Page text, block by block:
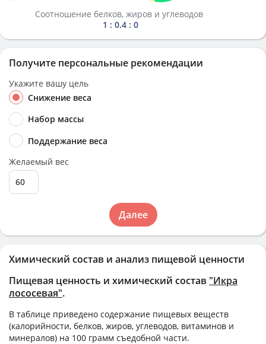
Химический состав и анализ пищевой ценности
Пищевая ценность и химический состав "Икра
лососевая".
В таблице приведено содержание пищевых веществ
(калорийности, белков, жиров, углеводов, витаминов и
минералов) на 100 грамм съедобной части.
Соотношение белков, жиров и углеводов
1 : 0.4 : 0
Получите персональные рекомендации
Укажите вашу цель
Снижение веса
Набор массы
Поддержание веса
Желаемый вес
Далее